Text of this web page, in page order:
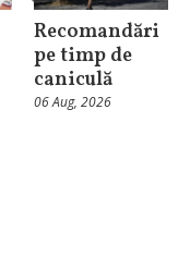
Recomandări
pe timp de
caniculă
06 Aug, 2026